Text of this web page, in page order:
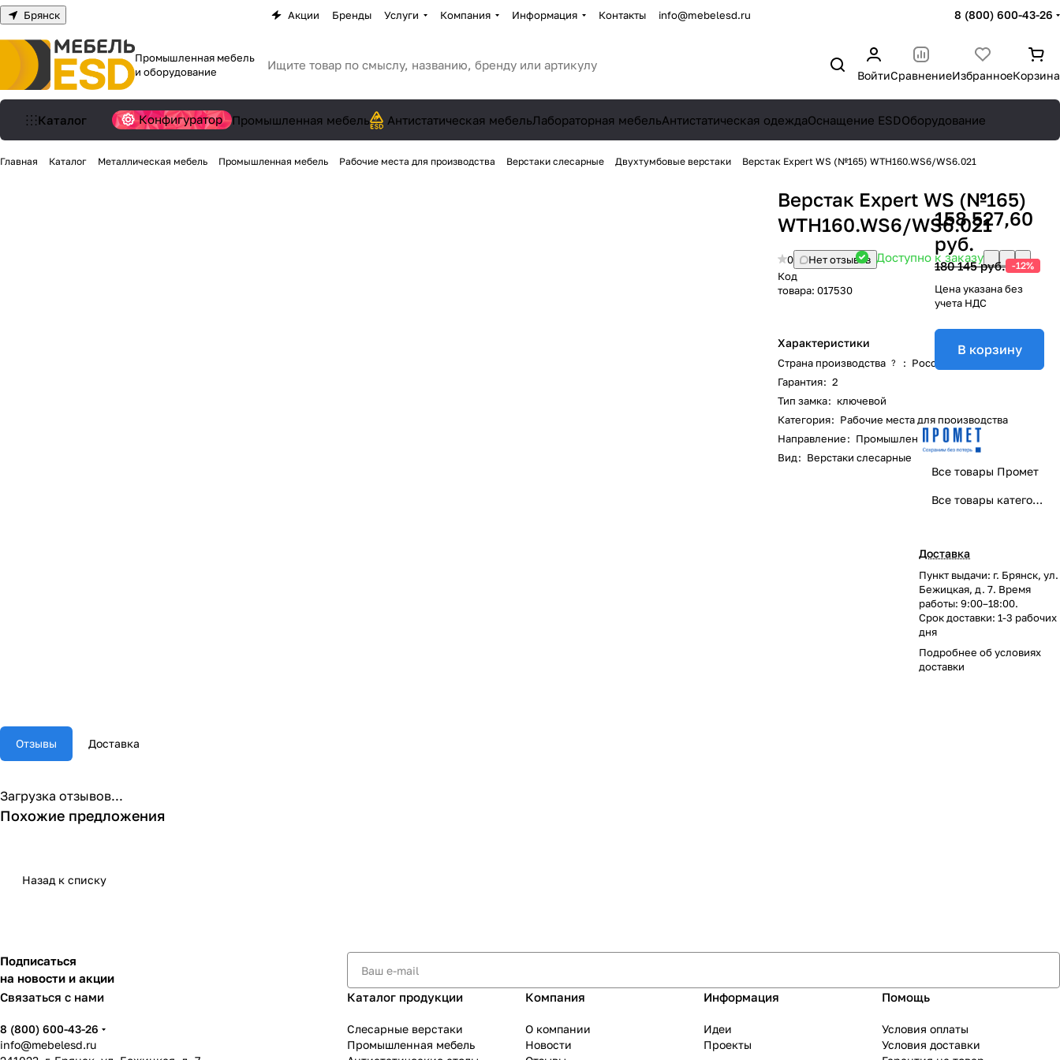
Брянск Акции Бренды Услуги Компания Информация Контакты info@mebelesd.ru 8 (800) 600-43-26
Промышленная мебель
и оборудование
ВойтиСравнениеИзбранноеКорзина
Каталог Конфигуратор Промышленная мебель Антистатическая мебельЛабораторная мебельАнтистатическая одеждаОснащение ESDОборудование
Главная Каталог Металлическая мебель Промышленная мебель Рабочие места для производства Верстаки слесарные Двухтумбовые верстаки Верстак Expert WS (№165) WTH160.WS6/WS6.021
Верстак Expert WS (№165)
WTH160.WS6/WS6.021
0
Нет отзывов
Код
товара: 017530
Доступно к заказу
Характеристики
Страна производства ? : Россия
Гарантия: 2
Тип замка: ключевой
Категория: Рабочие места для производства
Направление: Промышленная мебель
Вид: Верстаки слесарные
158 527,60
руб.
180 145 руб. -12%
Цена указана без
учета НДС
В корзину
Все товары Промет
Все товары категории
Доставка
Пункт выдачи: г. Брянск, ул.
Бежицкая, д. 7. Время
работы: 9:00–18:00.
Срок доставки: 1-3 рабочих
дня
Подробнее обусловиях
доставки
Отзывы Доставка
Загрузка отзывов...
Похожие предложения
Назад к списку
Подписаться
на новости и акции
Связаться с нами
8 (800) 600-43-26
info@mebelesd.ru
Каталог продукции
Слесарные верстаки
Промышленная мебель
Компания
О компании
Новости
Информация
Идеи
Проекты
Помощь
Условия оплаты
Условия доставки